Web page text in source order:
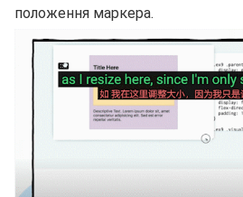
положення маркера.